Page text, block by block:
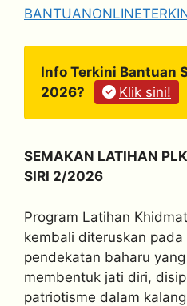
Info Terkini Bantuan
2026?
Klik sini!
SEMAKAN LATIHAN
SIRI 2/2026
Program Latihan
kembali diteruskan
pendekatan baharu
membentuk jati diri,
patriotisme dalam